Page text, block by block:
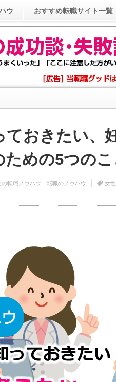
ウ おすすめ転職サイト一覧
おきたい、
めの5つのこ
の転職ノウハウ 転職のノウハウ 女